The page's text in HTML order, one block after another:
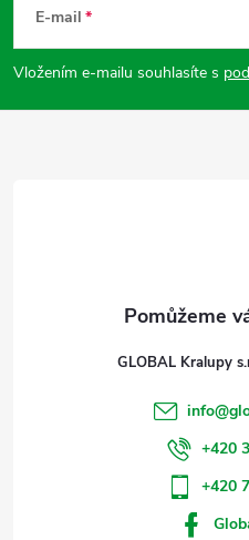
p
a
E-mail
Vložením e-mailu souhlasíte s
GLOBAL Kralupy
info@
+420
+420